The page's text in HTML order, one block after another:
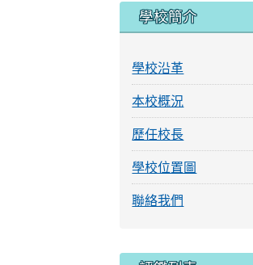
學校簡介
學校沿革
本校概況
歷任校長
學校位置圖
聯絡我們